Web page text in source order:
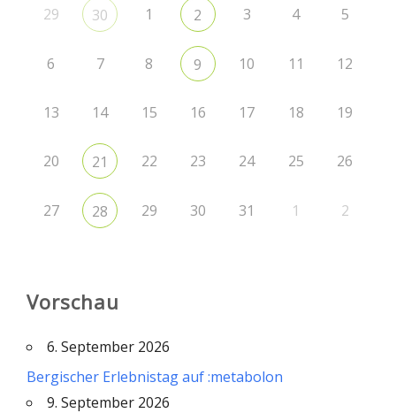
29 30 1 2 3 4 5
6 7 8 9 10 11 12
13 14 15 16 17 18 19
20 21 22 23 24 25 26
27 28 29 30 31 1 2
Vorschau
6. September 2026
Bergischer Erlebnistag auf :metabolon
9. September 2026